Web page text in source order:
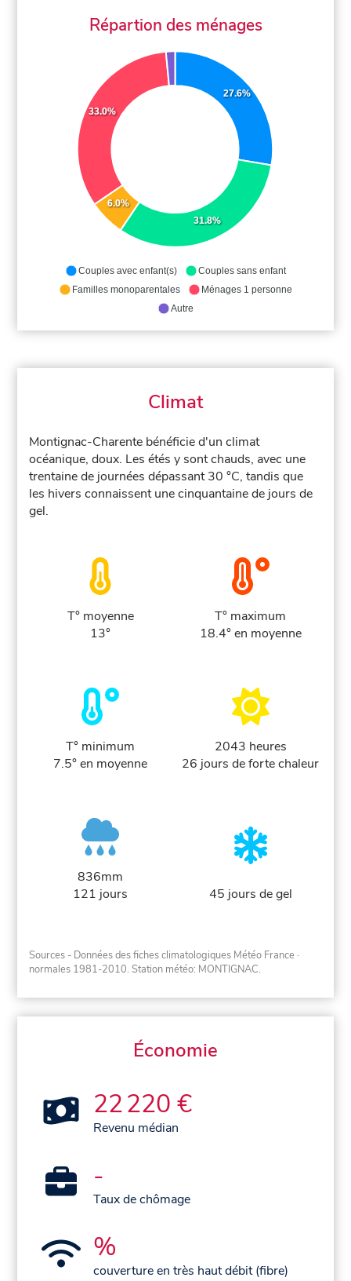
Répartion des ménages
27.6%
31.8%
6.0%
33.0%
Couples avec enfant(s)
Couples sans enfant
Familles monoparentales
Ménages 1 personne
Autre
Climat
Montignac-Charente bénéficie d'un climat
océanique, doux. Les étés y sont chauds, avec une
trentaine de journées dépassant 30 °C, tandis que
les hivers connaissent une cinquantaine de jours de
gel.
T° moyenne
13°
T° maximum
18.4° en moyenne
T° minimum
7.5° en moyenne
2043 heures
26 jours de forte chaleur
836mm
121 jours
45 jours de gel
Sources - Données des fiches climatologiques Météo France ·
normales 1981-2010. Station météo: MONTIGNAC.
Économie
22 220 €
Revenu médian
-
Taux de chômage
%
couverture en très haut débit (fibre)